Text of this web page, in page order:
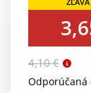
4,10 €
Odporúčaná